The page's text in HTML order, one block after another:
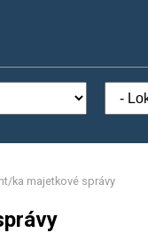
ka majetkové správy